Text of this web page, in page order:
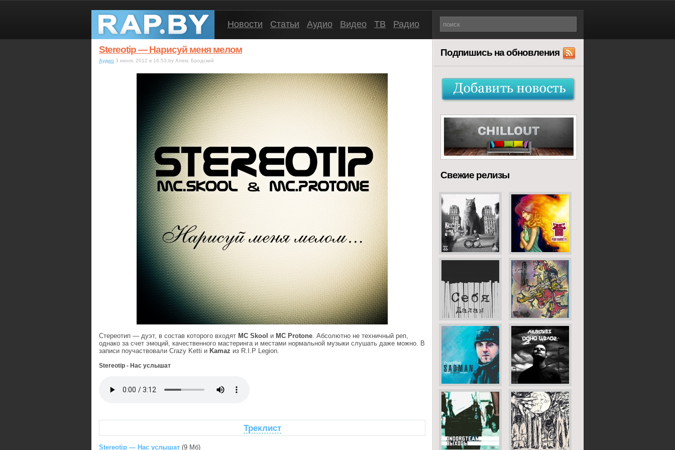
Новости Статьи Аудио Видео ТВ Радио
Stereotip — Нарисуй меня мелом
Аудио 3 июня, 2012 в 16:53,by Алекс Бродский
Стереотип — дуэт, в состав которого входят MC Skool и MC Protone. Абсолютно не техничный реп,
однако за счет эмоций, качественного мастеринга и местами нормальной музыки слушать даже можно. В
записи поучаствовали Crazy Ketti и Kamaz из R.I.P Legion.
Stereotip - Нас услышат
Треклист
Stereotip — Нас услышат (9 Мб)
Подпишись на обновления
Свежие релизы